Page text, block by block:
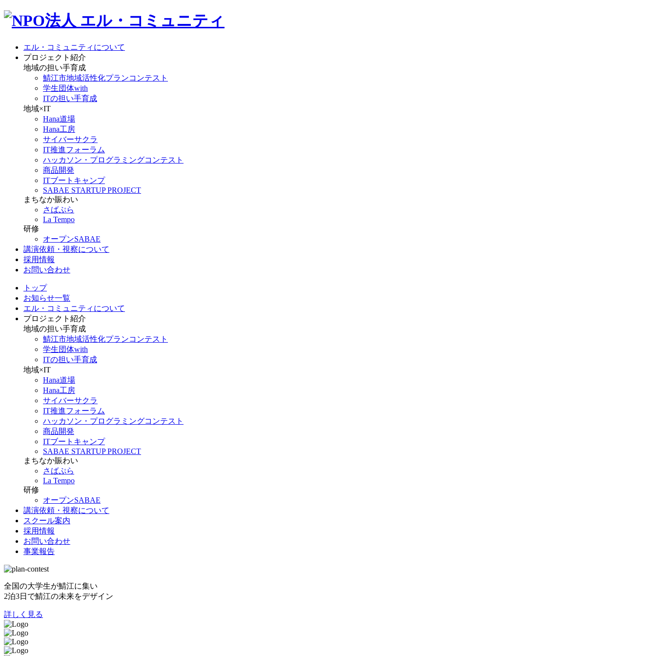
エル・コミュニティについて
プロジェクト紹介
地域の担い手育成
鯖江市地域活性化プランコンテスト
学生団体with
ITの担い手育成
地域×IT
Hana道場
Hana工房
サイバーサクラ
IT推進フォーラム
ハッカソン・プログラミングコンテスト
商品開発
ITブートキャンプ
SABAE STARTUP PROJECT
まちなか賑わい
さばぷら
La Tempo
研修
オープンSABAE
講演依頼・視察について
採用情報
お問い合わせ
トップ
お知らせ一覧
エル・コミュニティについて
プロジェクト紹介
地域の担い手育成
鯖江市地域活性化プランコンテスト
学生団体with
ITの担い手育成
地域×IT
Hana道場
Hana工房
サイバーサクラ
IT推進フォーラム
ハッカソン・プログラミングコンテスト
商品開発
ITブートキャンプ
SABAE STARTUP PROJECT
まちなか賑わい
さばぷら
La Tempo
研修
オープンSABAE
講演依頼・視察について
スクール案内
採用情報
お問い合わせ
事業報告
全国の大学生が鯖江に集い
2泊3日で鯖江の未来をデザイン
詳しく見る